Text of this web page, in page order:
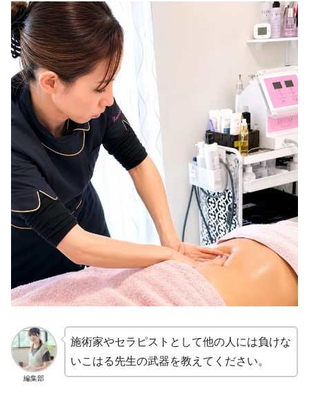
編集部
施術家やセラピストとして他の人には負けな
いこはる先生の武器を教えてください。